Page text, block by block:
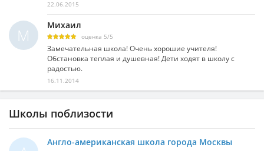
22.06.2015
М
Михаил
оценка 5/5
Замечательная школа! Очень хорошие учителя!
Обстановка теплая и душевная! Дети ходят в школу с
радостью.
16.11.2014
Школы поблизости
Англо-американская школа города Москвы